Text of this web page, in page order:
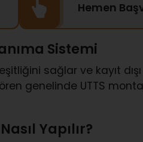
Hemen
Sistemi
sağlar ve kayıt
genelinde UTTS
Yapılır?